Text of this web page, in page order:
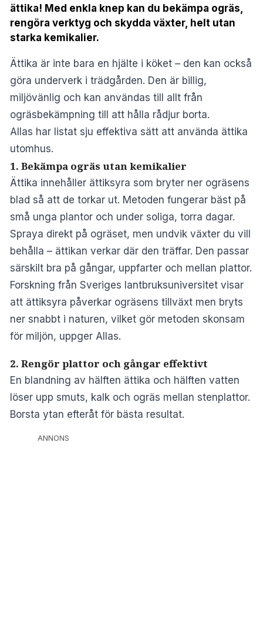
ättika! Med enkla knep kan du bekämpa ogräs,
rengöra verktyg och skydda växter, helt utan
starka kemikalier.
Ättika är inte bara en hjälte i köket – den kan också
göra underverk i trädgården. Den är billig,
miljövänlig och kan användas till allt från
ogräsbekämpning till att hålla rådjur borta.
Allas har listat sju effektiva sätt att använda ättika
utomhus.
1. Bekämpa ogräs utan kemikalier
Ättika innehåller ättiksyra som bryter ner ogräsens
blad så att de torkar ut. Metoden fungerar bäst på
små unga plantor och under soliga, torra dagar.
Spraya direkt på ogräset, men undvik växter du vill
behålla – ättikan verkar där den träffar. Den passar
särskilt bra på gångar, uppfarter och mellan plattor.
Forskning från Sveriges lantbruksuniversitet visar
att ättiksyra påverkar ogräsens tillväxt men bryts
ner snabbt i naturen, vilket gör metoden skonsam
för miljön, uppger Allas.
2. Rengör plattor och gångar effektivt
En blandning av hälften ättika och hälften vatten
löser upp smuts, kalk och ogräs mellan stenplattor.
Borsta ytan efteråt för bästa resultat.
ANNONS